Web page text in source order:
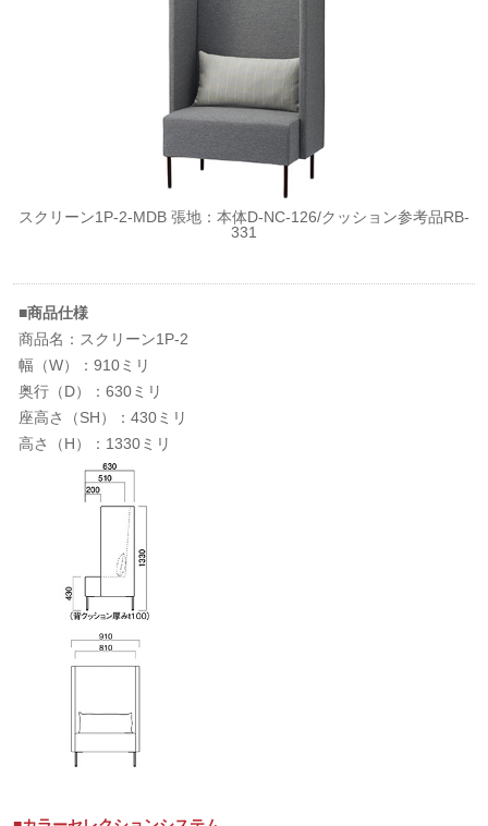
スクリーン1P-2-MDB 張地：本体D-NC-126/クッション参考品RB-
331
■商品仕様
商品名：スクリーン1P-2
幅（W）：910ミリ
奥行（D）：630ミリ
座高さ（SH）：430ミリ
高さ（H）：1330ミリ